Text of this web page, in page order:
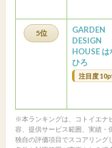
5位
GARDEN
DESIGN
HOUSE は
ひろ
注目度
※本ランキングは、コトイエナ
容、提供サービス範囲、実績・
独自の評価項目でスコアリング